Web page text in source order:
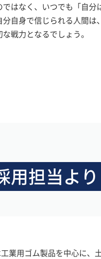
はなく、いつでも「自分
分自身で信じられる人間は
戦力となるでしょう。
用担当より
業用ゴム製品を中心に、